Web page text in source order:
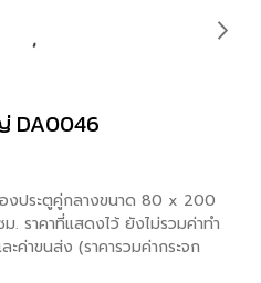
DA0046
งประตูคู่กลางขนาด 80 x 200
ราคาที่แสดงไว้ ยังไม่รวมค่าทำ
าขนส่ง (ราคารวมค่ากระจก